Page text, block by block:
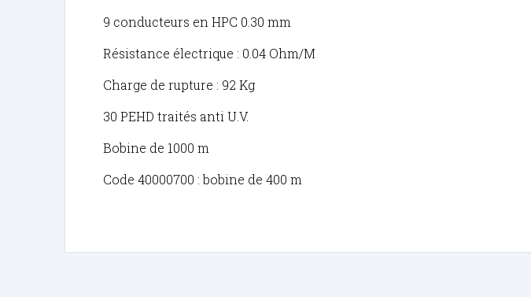
9 conducteurs en HPC 0.30 mm
Résistance électrique : 0.04 Ohm/M
Charge de rupture : 92 Kg
30 PEHD traités anti U.V.
Bobine de 1000 m
Code 40000700 : bobine de 400 m